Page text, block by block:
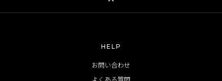
HELP
お問い合わせ